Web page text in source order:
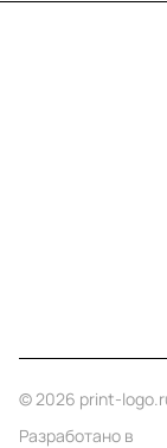
© 2026 print-
Разработано в